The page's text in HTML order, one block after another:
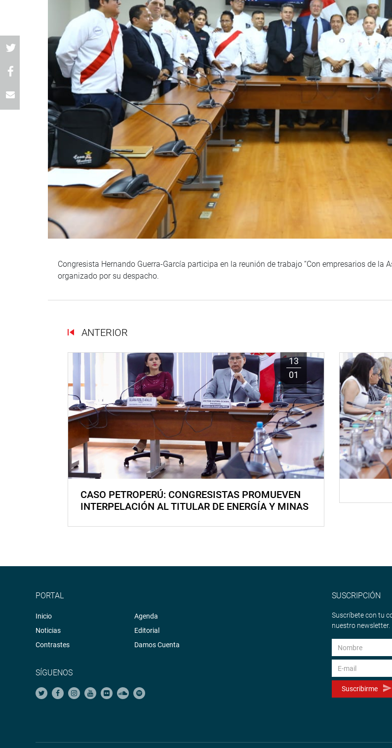
Congresista Hernando Guerra-García participa en la reunión de trabajo “Con empresarios de la
organizado por su despacho.
ANTERIOR
13
01
CASO PETROPERÚ: CONGRESISTAS PROMUEVEN
INTERPELACIÓN AL TITULAR DE ENERGÍA Y MINAS
PORTAL
Inicio
Noticias
Contrastes
Agenda
Editorial
Damos Cuenta
SÍGUENOS
SUSCRIPCIÓN
Suscríbete con tu
nuestro newsletter.
Suscribirme